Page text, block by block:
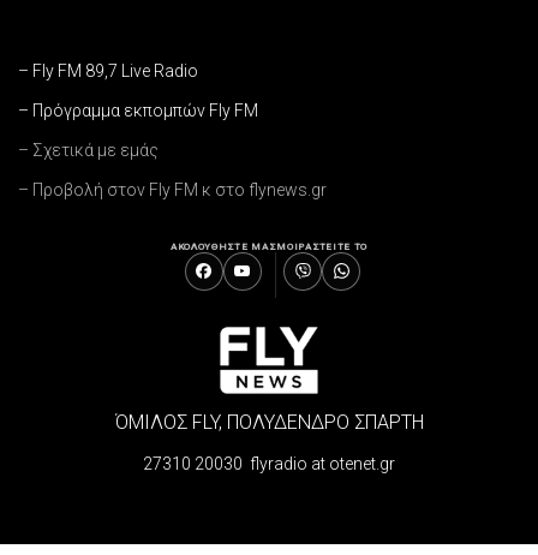
– Fly FM 89,7 Live Radio
– Πρόγραμμα εκπομπών Fly FM
– Σχετικά με εμάς
– Προβολή στον Fly FM κ στο flynews.gr
ΑΚΟΛΟΥΘΗΣΤΕ ΜΑΣΜΟΙΡΑΣΤΕΙΤΕ ΤΟ
ΌΜΙΛΟΣ FLY, ΠΟΛΥΔΕΝΔΡΟ ΣΠΑΡΤΗ
27310 20030 flyradio at otenet.gr